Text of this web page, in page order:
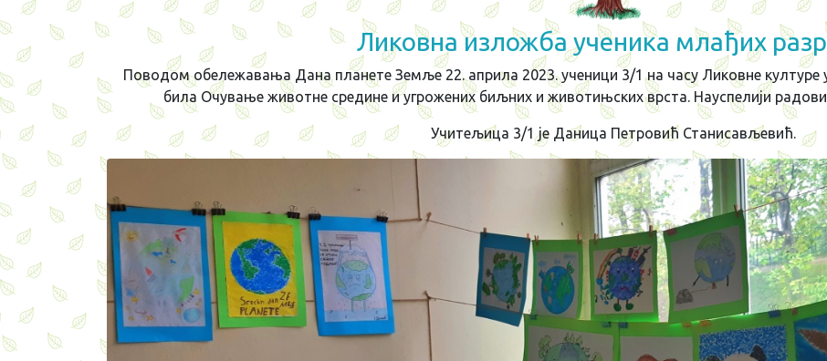
Ликовна изложба ученика млађих
Поводом обележавања Дана планете Земље 22. априла 2023. ученици 3/1 на часу Ликовне културе
била Очување животне средине и угрожених биљних и животињских врста. Науспелији
Учитељица 3/1 је Даница Петровић Станисављевић.